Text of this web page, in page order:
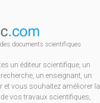
documents scientifiques
un éditeur scientifique, un
un enseignant, un
et vous souhaitez améliorer la
vos travaux scientifiques,